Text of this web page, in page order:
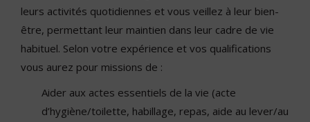
leurs activités quotidiennes et vous veillez à leur bien-
être, permettant leur maintien dans leur cadre de vie
habituel. Selon votre expérience et vos qualifications
vous aurez pour missions de :
Aider aux actes essentiels de la vie (acte
d’hygiène/toilette, habillage, repas, aide au lever/au